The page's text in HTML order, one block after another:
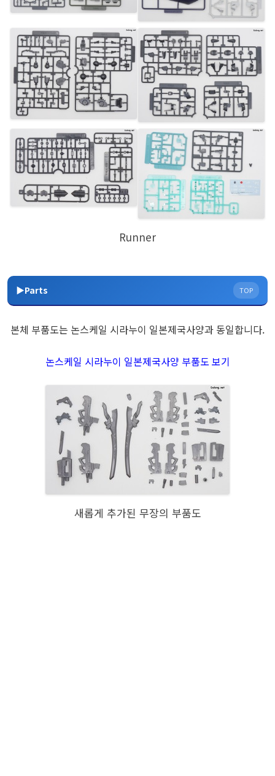
Runner
▶Parts TOP
본체 부품도는 논스케일 시라누이 일본제국사양과 동일합니다.
논스케일 시라누이 일본제국사양 부품도 보기
새롭게 추가된 무장의 부품도